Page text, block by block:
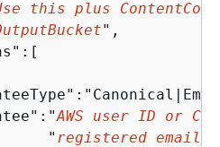
this plus
",
AWS user ID or
"
registered email